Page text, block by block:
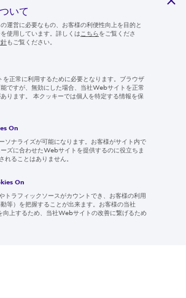
サイト
約
& Language:
Japan | JP
いて
運営に必要なもの、お客様の利便性向上を目的と
使用しています。詳しくは こちらをご覧くださ
もご覧ください。
正常に利用するために必要となります。ブラウザ
ですが、無効にした場合、当社Webサイトを正常
ります。 本クッキーでは個人を特定する情報を保
On
ナライズが可能になります。お客様がサイト内で
ズに合わせたWebサイトを提供するのに役立ちま
ることはありません。
On
ラフィックソースがカウントでき、お客様の利用
等）を把握することが出来ます。お客様の当社
上するため、当社Webサイトの改善に繋げるため